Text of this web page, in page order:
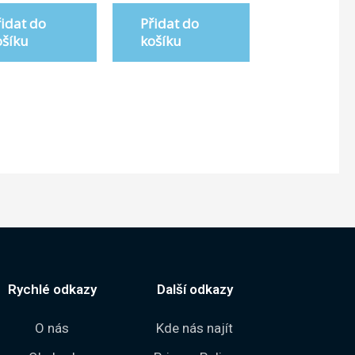
do
Přidat do
košíku
Rychlé odkazy
O nás
Další odkazy
Kde nás najít